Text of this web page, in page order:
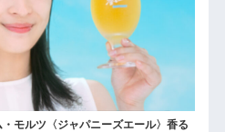
モルツ〈ジャパニーズエール〉香る